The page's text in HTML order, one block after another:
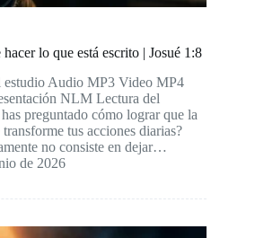
lo que está escrito | Josué 1:8
estudio Audio MP3 Video MP4
NLM Lectura del
preguntado cómo lograr que la
tus acciones diarias?
no consiste en dejar…
de 2026